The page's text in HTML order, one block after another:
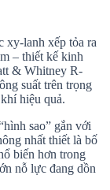
xy-lanh xếp tỏa ra
– thiết kế kinh
& Whitney R-
suất trên trọng
hiệu quả.
sao” gắn với
nhất thiết là bố
biến hơn trong
nỗ lực đang dồn